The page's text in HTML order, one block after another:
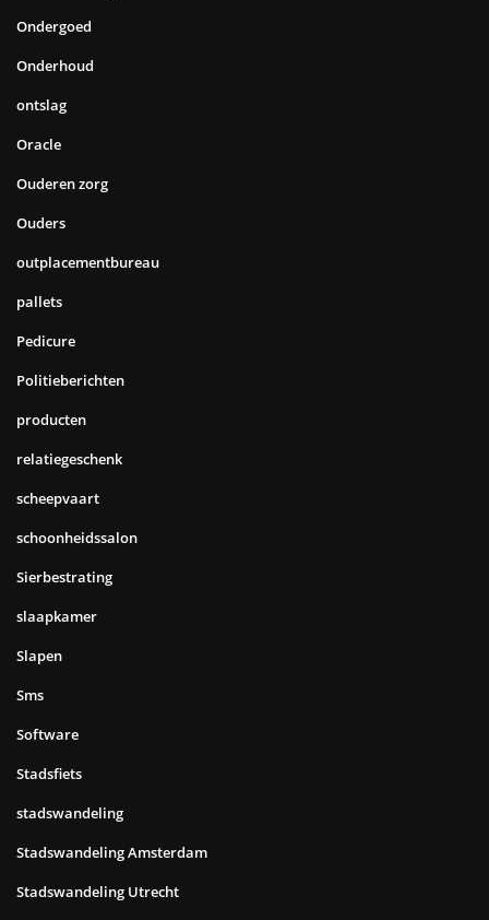
Ondergoed
Onderhoud
ontslag
Oracle
Ouderen zorg
Ouders
outplacementbureau
pallets
Pedicure
Politieberichten
producten
relatiegeschenk
scheepvaart
schoonheidssalon
Sierbestrating
slaapkamer
Slapen
Sms
Software
Stadsfiets
stadswandeling
Stadswandeling Amsterdam
Stadswandeling Utrecht